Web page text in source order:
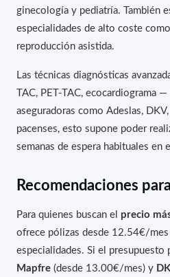
ginecología y pediatría. También
especialidades de alto coste
reproducción asistida.
Las técnicas diagnósticas
TAC, PET-TAC, ecocardiograma
aseguradoras como Adeslas,
pacenses, esto supone poder
semanas de espera habituales en
Recomendaciones
Para quienes buscan el precio
ofrece pólizas desde 12.54€/mes
especialidades. Si el presupuesto
Mapfre (desde 13.00€/mes) y